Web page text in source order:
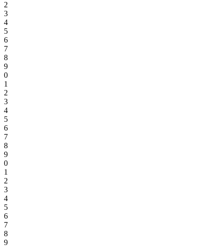
2
3
4
5
6
7
8
9
0
1
2
3
4
5
6
7
8
9
0
1
2
3
4
5
6
7
8
9